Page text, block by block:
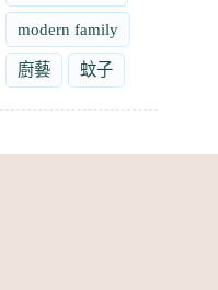
modern family
廚藝 蚊子